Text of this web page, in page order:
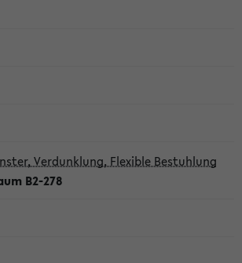
Verdunklung, Flexible Bestuhlung
B2-278